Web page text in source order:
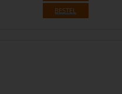
BESTEL